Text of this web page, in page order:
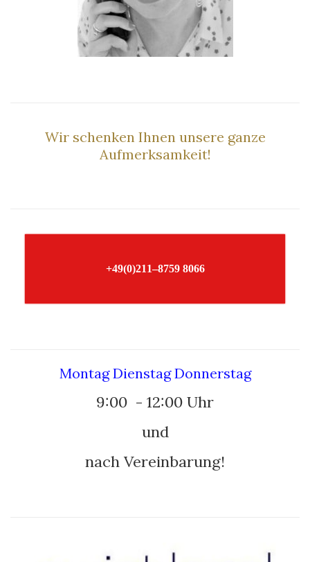
Wir schenken Ihnen unsere ganze
Aufmerksamkeit!
+49(0)211–8759 8066
Montag Dienstag Donnerstag
9:00 - 12:00 Uhr
und
nach Vereinbarung!